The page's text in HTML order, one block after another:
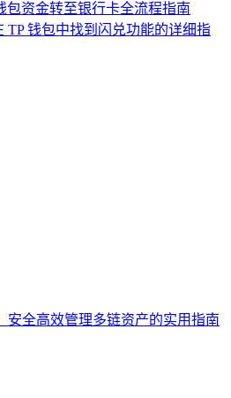
包资金转至银行卡全流程指南
TP 钱包中找到闪兑功能的详细指
安全高效管理多链资产的实用指南